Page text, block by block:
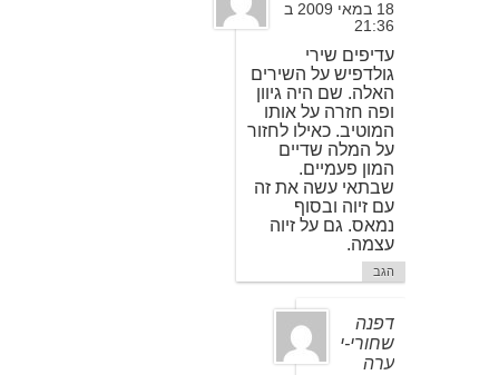
18 במאי 2009 ב
21:36
עדיפים שירי
גולדפיש על השירים
האלה. שם היה גיוון
ופה חזרה על אותו
המוטיב. כאילו לחזור
על המלה שדיים
המון פעמיים.
שבתאי עשה את זה
עם זיוה ובסוף
נמאס. גם על זיוה
עצמה.
הגב
דפנה
שחורי-י
ערה